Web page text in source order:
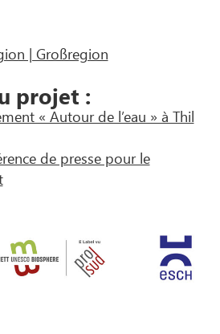
| Großregion
projet :
« Autour de l’eau » à Thil
de presse pour le